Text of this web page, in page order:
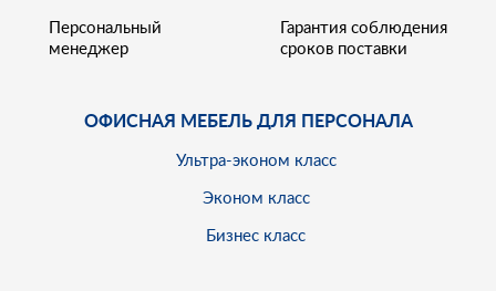
Персональный
менеджер
Гарантия соблюдения
сроков поставки
ОФИСНАЯ МЕБЕЛЬ ДЛЯ ПЕРСОНАЛА
Ультра-эконом класс
Эконом класс
Бизнес класс